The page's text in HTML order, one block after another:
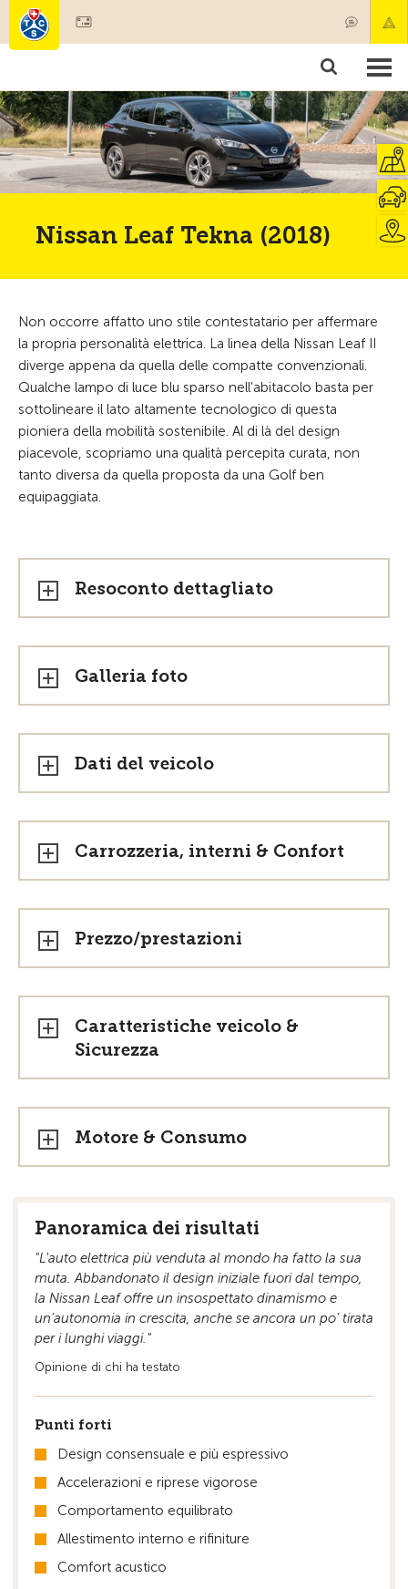
Societariato & prestazioni
Test, sicurezza & salute
Nissan Leaf Tekna (2018)
Non occorre affatto uno stile contestatario per affermare
la propria personalità elettrica. La linea della Nissan Leaf II
diverge appena da quella delle compatte convenzionali.
Qualche lampo di luce blu sparso nell’abitacolo basta per
sottolineare il lato altamente tecnologico di questa
pioniera della mobilità sostenibile. Al di là del design
piacevole, scopriamo una qualità percepita curata, non
tanto diversa da quella proposta da una Golf ben
equipaggiata.
Resoconto dettagliato
Galleria foto
Dati del veicolo
Carrozzeria, interni & Confort
Prezzo/prestazioni
Caratteristiche veicolo &
Sicurezza
Motore & Consumo
Panoramica dei risultati
"L'auto elettrica più venduta al mondo ha fatto la sua
muta. Abbandonato il design iniziale fuori dal tempo,
la Nissan Leaf offre un insospettato dinamismo e
un’autonomia in crescita, anche se ancora un po’ tirata
per i lunghi viaggi."
Opinione di chi ha testato
Punti forti
Design consensuale e più espressivo
Accelerazioni e riprese vigorose
Comportamento equilibrato
Allestimento interno e rifiniture
Comfort acustico